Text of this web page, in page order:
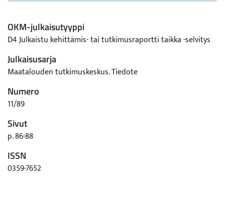
OKM-julkaisutyyppi
D4 Julkaistu kehittämis- tai tutkimusraportti taikka -selvitys
Julkaisusarja
Maatalouden tutkimuskeskus. Tiedote
Numero
11/89
Sivut
p. 86-88
ISSN
0359-7652